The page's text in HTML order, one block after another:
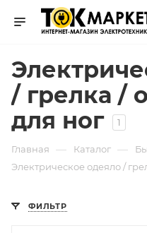
/ грелка /
для ног
1
Главная — Каталог —
Электрическое одеяло /
ФИЛЬТР